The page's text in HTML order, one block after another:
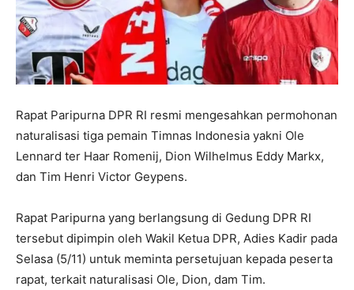
Rapat Paripurna DPR RI resmi mengesahkan permohonan
naturalisasi tiga pemain Timnas Indonesia yakni Ole
Lennard ter Haar Romenij, Dion Wilhelmus Eddy Markx,
dan Tim Henri Victor Geypens.
Rapat Paripurna yang berlangsung di Gedung DPR RI
tersebut dipimpin oleh Wakil Ketua DPR, Adies Kadir pada
Selasa (5/11) untuk meminta persetujuan kepada peserta
rapat, terkait naturalisasi Ole, Dion, dam Tim.